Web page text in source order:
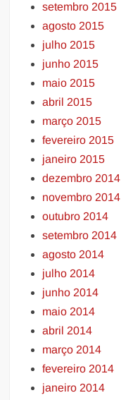
setembro 2015
agosto 2015
julho 2015
junho 2015
maio 2015
abril 2015
março 2015
fevereiro 2015
janeiro 2015
dezembro 2014
novembro 2014
outubro 2014
setembro 2014
agosto 2014
julho 2014
junho 2014
maio 2014
abril 2014
março 2014
fevereiro 2014
janeiro 2014